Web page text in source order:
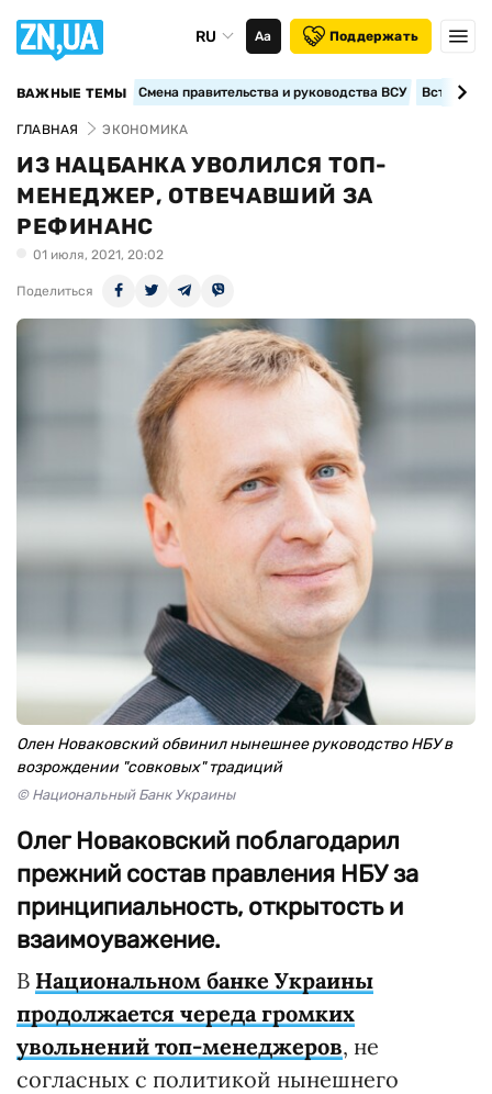
RU Аа Поддержать
ВАЖНЫЕ ТЕМЫ Смена правительства и руководства ВСУ
ГЛАВНАЯ ЭКОНОМИКА
ИЗ НАЦБАНКА УВОЛИЛСЯ ТОП-
МЕНЕДЖЕР, ОТВЕЧАВШИЙ ЗА
РЕФИНАНС
01 июля, 2021, 20:02
Поделиться
Олен Новаковский обвинил нынешнее руководство НБУ в
возрождении "совковых" традиций
© Национальный Банк Украины
Олег Новаковский поблагодарил
прежний состав правления НБУ за
принципиальность, открытость и
взаимоуважение.
В Национальном банке Украины
продолжается череда громких
увольнений топ-менеджеров, не
согласных с политикой нынешнего